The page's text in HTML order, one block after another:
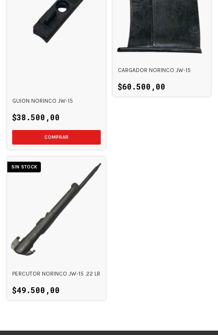
GUION NORINCO JW-15
$38.500,00
CARGADOR NORINCO JW-15
$60.500,00
SIN STOCK
PERCUTOR NORINCO JW-15 .22 LR
$49.500,00